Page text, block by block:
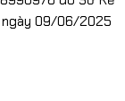
ngày 09/06/2025